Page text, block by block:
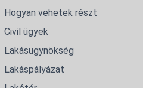
Hogyan vehetek részt
Civil ügyek
Lakásügynökség
Lakáspályázat